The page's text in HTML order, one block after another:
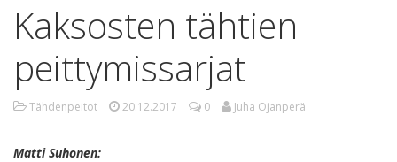
Kaksosten tähtien
peittymissarjat
Tähdenpeitot 20.12.2017 0 Juha Ojanperä
Matti Suhonen: